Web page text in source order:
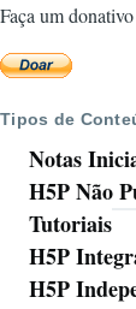
Faça um
Tipos de
Notas
H5P Não
Tutoriais
H5P
H5P